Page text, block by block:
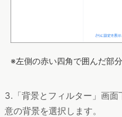
※左側の赤い四角で囲んだ部
3.「背景とフィルター」画
意の背景を選択します。